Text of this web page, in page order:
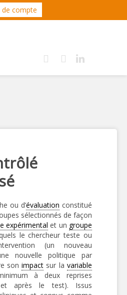
de compte
ou d’évaluation constitué
sélectionnés de façon
expérimental et un groupe
le chercheur teste ou
(un nouveau
nouvelle politique par
sonimpact sur lavariable
à deux reprises
après le test). Issus